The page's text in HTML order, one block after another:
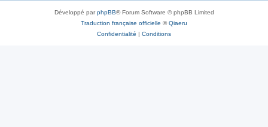
Développé parphpBB® Forum Software © phpBB Limited
Traduction française officielle ©Qiaeru
Confidentialité | Conditions